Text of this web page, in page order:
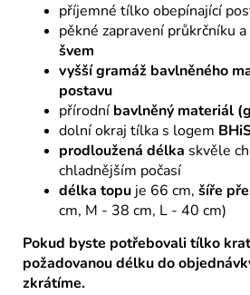
příjemné tílko obepínající
pěkné zapravení průkrčníku
švem
vyšší gramáž bavlněného
postavu
přírodní bavlněný materiál
dolní okraj tílka s logem
prodloužená délka skvěle
chladnějším počasí
délka topu je 66 cm, šíře
cm, M - 38 cm, L - 40 cm)
Pokud byste potřebovali tílko
požadovanou délku do
zkrátíme.